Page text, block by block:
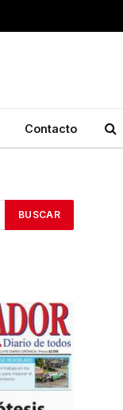
Contacto